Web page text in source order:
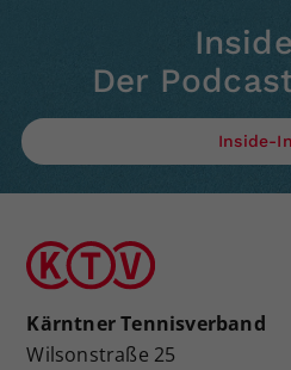
Der
Inside-In
Kärntner Tennisverband
Wilsonstraße 25